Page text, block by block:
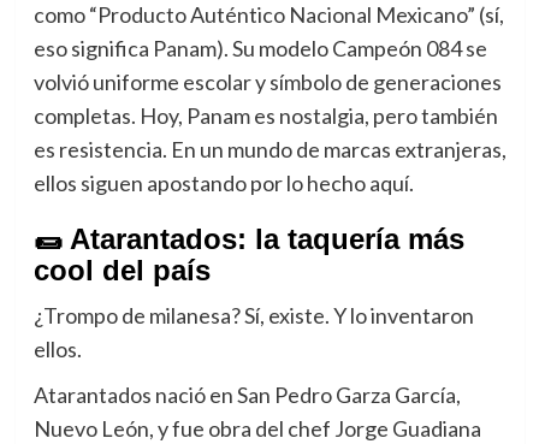
como “Producto Auténtico Nacional Mexicano” (sí,
eso significa Panam). Su modelo Campeón 084 se
volvió uniforme escolar y símbolo de generaciones
completas. Hoy, Panam es nostalgia, pero también
es resistencia. En un mundo de marcas extranjeras,
ellos siguen apostando por lo hecho aquí.
🌯 Atarantados: la taquería más
cool del país
¿Trompo de milanesa? Sí, existe. Y lo inventaron
ellos.
Atarantados nació en San Pedro Garza García,
Nuevo León, y fue obra del chef Jorge Guadiana